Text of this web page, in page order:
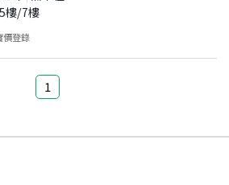
5樓/7樓
價登錄
1